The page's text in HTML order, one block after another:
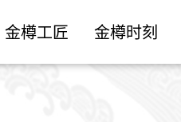
金樽工匠 金樽时刻